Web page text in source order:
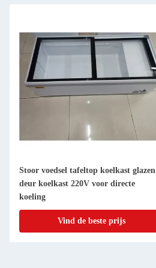
Stoor voedsel tafeltop koelkast glazen
deur koelkast 220V voor directe
koeling
Vind de beste prijs